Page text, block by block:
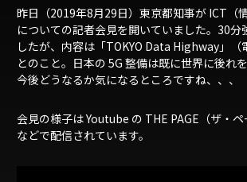
昨日（2019年8月29日）東京都知事が ICT（
についての記者会見を開いていました。30分
したが、内容は「TOKYO Data Highway」（
とのこと。日本の 5G 整備は既に世界に後れを
今後どうなるか気になるところですね、、、
会見の様子は Youtube の THE PAGE（ザ・
などで配信されています。